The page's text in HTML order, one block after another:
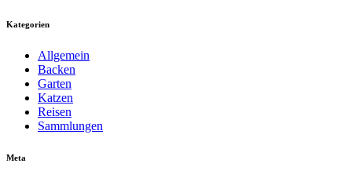
Kategorien
Allgemein
Backen
Garten
Katzen
Reisen
Sammlungen
Meta